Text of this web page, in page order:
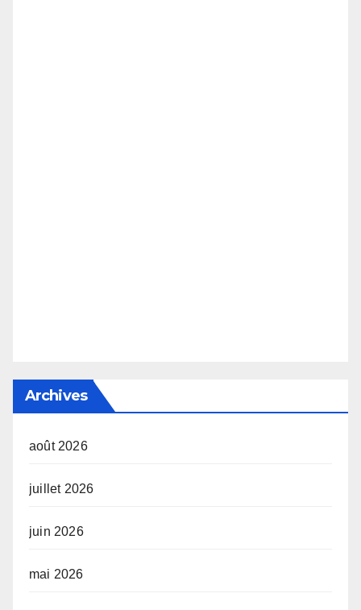
Archives
août 2026
juillet 2026
juin 2026
mai 2026